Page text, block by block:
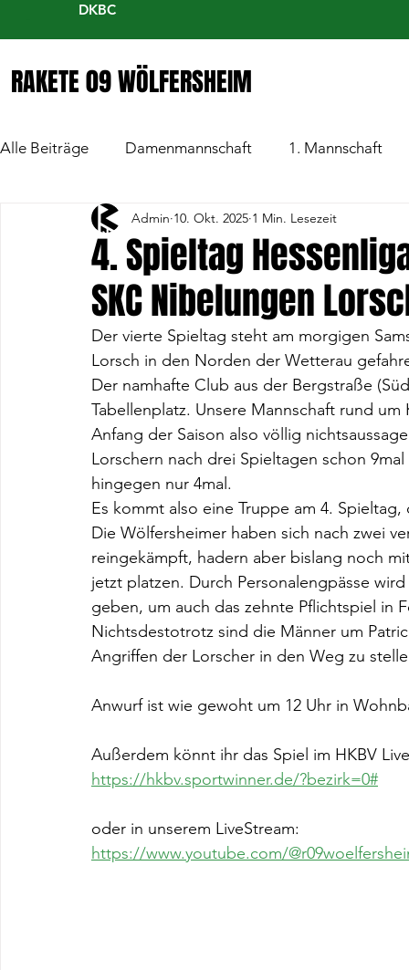
DKBC
RAKETE 09 WÖLFERSHEIM
Alle Beiträge Damenmannschaft 1. Mannschaft
4. Spieltag
SKC Nibelungen
Admin 10. Okt. 2025 1 Min. Lesezeit
Der vierte Spieltag steht am morgigen
Lorsch in den Norden der Wetterau
Der namhafte Club aus der Bergstraße
Tabellenplatz. Unsere Mannschaft rund
Anfang der Saison also völlig
Lorschern nach drei Spieltagen schon
hingegen nur 4mal.
Es kommt also eine Truppe am 4.
Die Wölfersheimer haben sich nach zwei
reingekämpft, hadern aber bislang noch
jetzt platzen. Durch Personalengpässe
geben, um auch das zehnte Pflichtspiel in
Nichtsdestotrotz sind die Männer um
Angriffen der Lorscher in den Weg zu
Anwurf ist wie gewoht um 12 Uhr in
Außerdem könnt ihr das Spiel im HKBV
https://hkbv.sportwinner.de/?bezirk=0#
oder in unserem LiveStream:
https://www.youtube.com/